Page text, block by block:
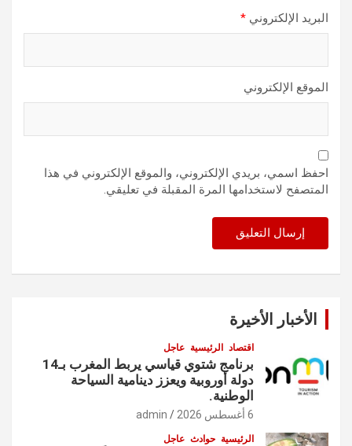
البريد الإلكتروني *
الموقع الإلكتروني
احفظ اسمي، بريدي الإلكتروني، والموقع الإلكتروني في هذا
المتصفح لاستخدامها المرة المقبلة في تعليقي.
الأخبار الأخيرة
اقتصاد الرئيسية عاجل
برنامج شتوي قياسي يربط المغرب بـ14
دولة أوروبية ويعزز دينامية السياحة
الوطنية.
6 أغسطس 2026 admin
الرئيسية حوادث عاجل